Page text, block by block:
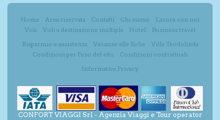
Home Area riservata Contatti Chi siamo
Lavora con noi
Voli
Voli a destinazione multipla Hotel
Business travel
Risparmio e assistenza
Vacanze alle Eolie
Villa Teodolinda
Condizioni per l'uso del sito
Condizioni contrattuali
Informativa Privacy
CONFORT VIAGGI Srl - Agenzia Viaggi e Tour operator